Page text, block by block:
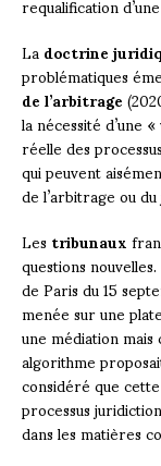
Ladoctrine
problématiques
de l’arbitrage
la nécessité d’une
réelle des
qui peuvent
de l’arbitrage ou
Lestribunaux
questions
de Paris du 15
menée sur une
une médiation
algorithme
considéré que
processus
dans les matières